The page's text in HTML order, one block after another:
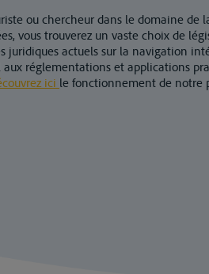
ou chercheur dans le domaine de
vous trouverez un vaste choix de
juridiques actuels sur la navigation
réglementations et applications
ici le fonctionnement de notre